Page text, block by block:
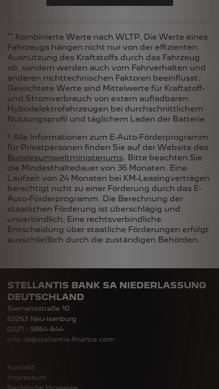
** Kombinierte Werte nach WLTP. Die Werte eines
Fahrzeugs hängen nicht nur von der effizienten
Ausnutzung des Kraftstoffs durch das Fahrzeug
ab, sondern werden auch vom Fahrverhalten und
anderen nichttechnischen Faktoren beeinflusst.
Gewichtete Werte sind Mittelwerte für Kraftstoff-
und Stromverbrauch von extern aufladbaren
Hybridelektrofahrzeugen bei durchschnittlichem
Nutzungsprofil und täglichem Laden der Batterie.
c Alle Informationen zum E-Auto-Förderprogramm
für Privatpersonen finden Sie auf der Website des
Bundesumweltministeriums. Bitte beachten Sie
die Mindesthaltedauer von 36 Monaten. Eine
Laufzeit von 24 Monaten bei KM-Leasingverträgen
berechtigt nicht zu einer Förderung durch das E-
Auto-Förderprogramm. Die Berechnung der
staatlichen Förderung ist überschlägig und
unverbindlich. Eine rechtsverbindliche
Entscheidung über staatliche Förderungen erfolgt
ausschließlich durch die zuständigen Behörden.
STELLANTIS BANK SA NIEDERLASSUNG
DEUTSCHLAND
Siemensstraße 10
63263 Neu-Isenburg
0221 - 9864-644
info-de@stellantis-finance.com
Kontakt
Impressum